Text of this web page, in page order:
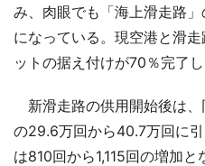
み、肉眼でも「海上滑走路
になっている。現空港と滑
ットの据え付けが70％完了し
新滑走路の供用開始後は
の29.6万回から40.7万回に
は810回から1,115回の増加